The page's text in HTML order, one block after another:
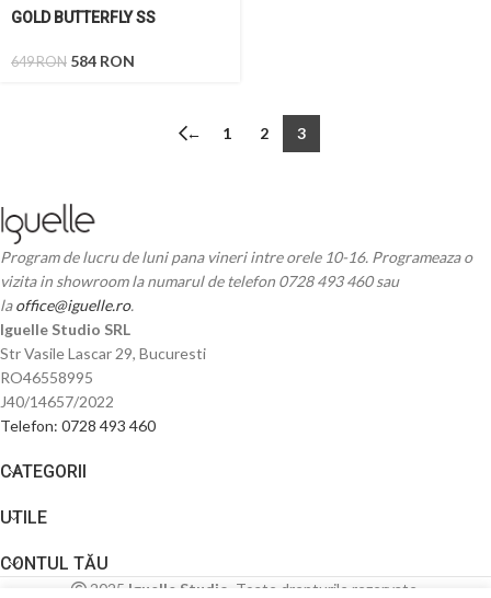
GOLD BUTTERFLY SS
649RON 584 RON
← 1 2 3
Program de lucru de luni pana vineri intre orele 10-16. Programeaza o
vizita in showroom la numarul de telefon 0728 493 460 sau
laoffice@iguelle.ro.
Iguelle Studio SRL
Str Vasile Lascar 29, Bucuresti
RO46558995
J40/14657/2022
Telefon: 0728 493 460
CATEGORII
UTILE
CONTUL TĂU
2025 Iguelle Studio . Toate drepturile rezervate.